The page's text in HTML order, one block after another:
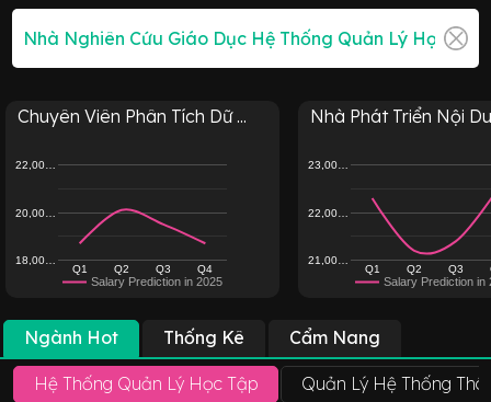
Chuyên Viên Phân Tích Dữ ...
Salary Prediction in 2025
Q1 Q2 Q3 Q4
18,00…
20,00…
22,00…
Nhà Phát Triển Nội
Salary Prediction in
Q1 Q2 Q3
21,00…
22,00…
23,00…
Ngành Hot Thống Kê Cẩm Nang
Hệ Thống Quản Lý Học Tập Quản Lý Hệ Thống